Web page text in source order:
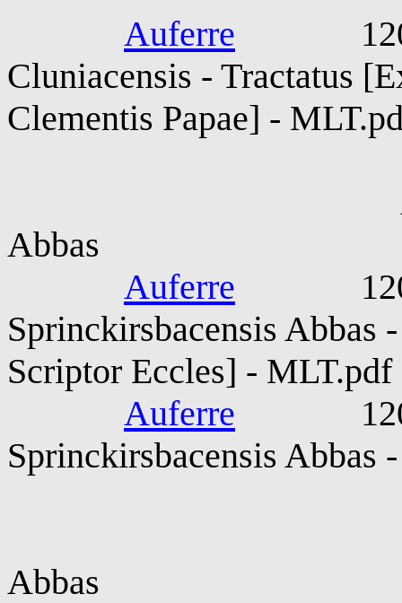
Auferre 1202-
Cluniacensis - Tractatus
Clementis Papae] -
Absalon
Abbas
Auferre 1203-
Sprinckirsbacensis Abbas
Scriptor Eccles] - MLT.pdf
Auferre 1203-
Sprinckirsbacensis Abbas
Abbas